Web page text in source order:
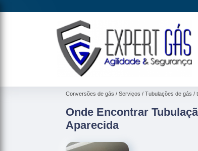
Conversões de gás Serviços Tubulações de gás
Onde Encontrar
Aparecida